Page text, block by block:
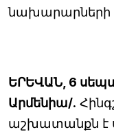
նախարարների
ԵՐԵՎԱՆ, 6
Արմենիա/.
աշխատանքն է